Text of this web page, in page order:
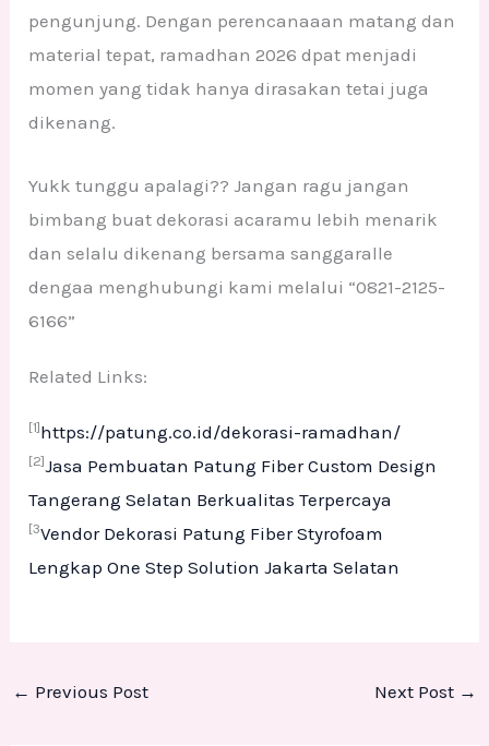
pengunjung. Dengan perencanaaan matang dan
material tepat, ramadhan 2026 dpat menjadi
momen yang tidak hanya dirasakan tetai juga
dikenang.
Yukk tunggu apalagi?? Jangan ragu jangan
bimbang buat dekorasi acaramu lebih menarik
dan selalu dikenang bersama sanggaralle
dengaa menghubungi kami melalui “0821-2125-
6166”
Related Links:
[1]https://patung.co.id/dekorasi-ramadhan/
[2]Jasa Pembuatan Patung Fiber Custom Design
Tangerang Selatan Berkualitas Terpercaya
[3Vendor Dekorasi Patung Fiber Styrofoam
Lengkap One Step Solution Jakarta Selatan
← Previous Post Next Post →